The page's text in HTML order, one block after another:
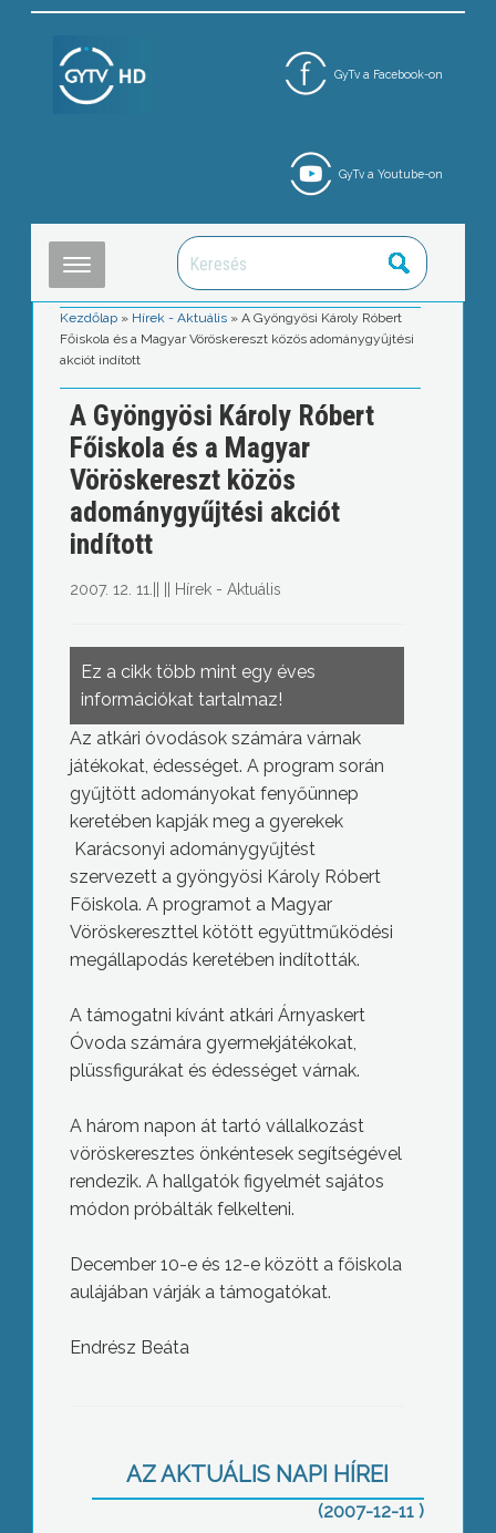
GyTv a Facebook-on
GyTv a Youtube-on
Kezdőlap » Hírek - Aktuális »A Gyöngyösi Károly Róbert
Főiskola és a Magyar Vöröskereszt közös adománygyűjtési
akciót indított
A Gyöngyösi Károly Róbert
Főiskola és a Magyar
Vöröskereszt közös
adománygyűjtési akciót
indított
2007. 12. 11. Hírek - Aktuális
Ez a cikk több mint egy éves
információkat tartalmaz!
Az atkári óvodások számára várnak
játékokat, édességet. A program során
gyűjtött adományokat fenyőünnep
keretében kapják meg a gyerekek
Karácsonyi adománygyűjtést
szervezett a gyöngyösi Károly Róbert
Főiskola. A programot a Magyar
Vöröskereszttel kötött együttműködési
megállapodás keretében indították.
A támogatni kívánt atkári Árnyaskert
Óvoda számára gyermekjátékokat,
plüssfigurákat és édességet várnak.
A három napon át tartó vállalkozást
vöröskeresztes önkéntesek segítségével
rendezik. A hallgatók figyelmét sajátos
módon próbálták felkelteni.
December 10-e és 12-e között a főiskola
aulájában várják a támogatókat.
Endrész Beáta
AZ AKTUÁLIS NAPI HÍREI
(2007-12-11 )